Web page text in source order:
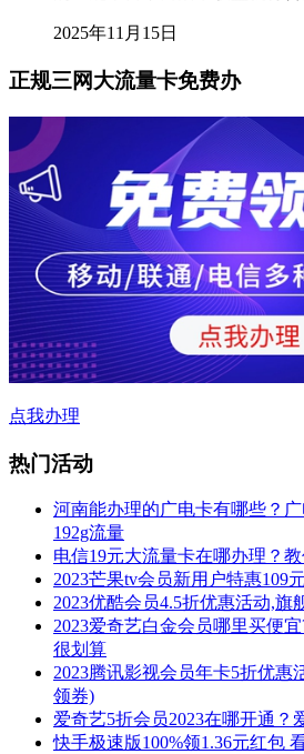
2025年11月15日
正规三网大流量卡免费办
点我办理
热门活动
河南能办理的广电卡有哪些？
192g流量
电信19元大流量卡在哪办理？
2023芒果tv会员新用户特惠109
2023优酷会员4.5折优惠活动,旗
2023爱奇艺白金会员哪里买便
很划算
2023腾讯影视会员年卡5折优惠
领券)
爱奇艺5折会员2023在哪开通？
快手极速版100%领1.36元红包